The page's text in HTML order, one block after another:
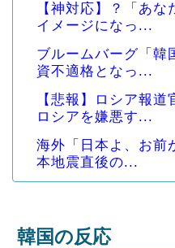
【神対応】？「あ
イメージになっ...
ブルームバーグ「韓
資不適格となっ...
【悲報】ロシア報道
ロシアを嫌悪す...
海外「日本よ、お前
本地震直後の...
韓国の反応